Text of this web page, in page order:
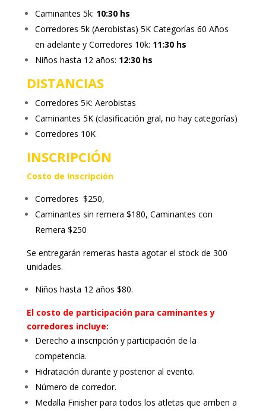
Caminantes 5k: 10:30 hs
Corredores 5k (Aerobistas) 5K Categorías 60 Años
en adelante y Corredores 10k: 11:30 hs
Niños hasta 12 años: 12:30 hs
DISTANCIAS
Corredores 5K: Aerobistas
Caminantes 5K (clasificación gral, no hay categorías)
Corredores 10K
INSCRIPCIÓN
Costo de Inscripción
Corredores $250,
Caminantes sin remera $180, Caminantes con
Remera $250
Se entregarán remeras hasta agotar el stock de 300
unidades.
Niños hasta 12 años $80.
El costo de participación para caminantes y
corredores incluye:
Derecho a inscripción y participación de la
competencia.
Hidratación durante y posterior al evento.
Número de corredor.
Medalla Finisher para todos los atletas que arriben a